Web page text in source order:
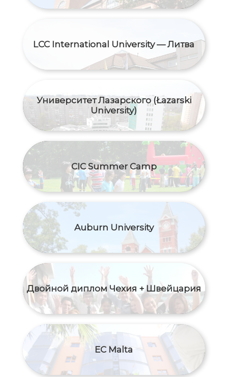
LCC International University — Литва
Университет Лазарского (Łazarski
University)
CIC Summer Camp
Auburn University
Двойной диплом Чехия + Швейцария
EC Malta